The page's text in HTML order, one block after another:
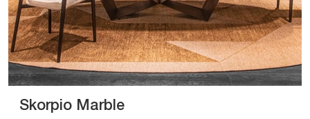
Skorpio Marble